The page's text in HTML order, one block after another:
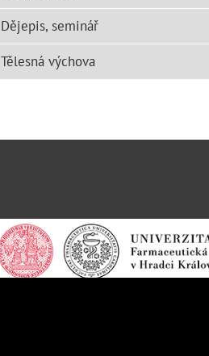
Dějepis, seminář
Tělesná výchova